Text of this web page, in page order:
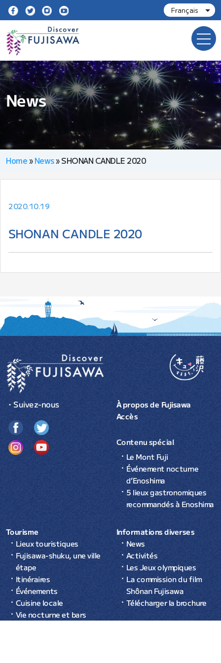
News
Home» News»SHONAN CANDLE 2020
2020.10.19
SHONAN CANDLE 2020
À propos de Fujisawa
Accès
Contenu spécial
Le Mont Fuji
Événement nocturne
d’Enoshima
5 lieux gastronomiques
recommandés à Enoshima
Tourisme
Lieux touristiques
Fujisawa-shuku, une ville
étape
Itinéraires
Événements
Cuisine locale
Vie nocturne et bars
Informations diverses
News
Activités
Les Jeux olympiques
La commission du film
Shônan Fujisawa
Télécharger la brochure
・Suivez-nous